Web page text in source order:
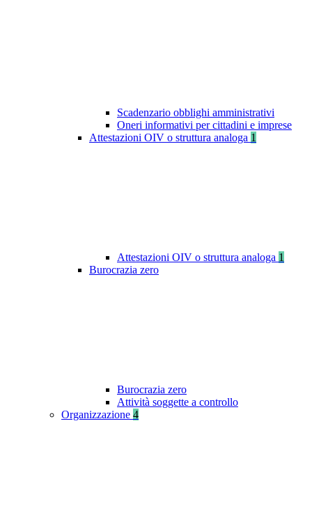
Scadenzario obblighi amministrativi
Oneri informativi per cittadini e imprese
Attestazioni OIV o struttura analoga 1
Attestazioni OIV o struttura analoga 1
Burocrazia zero
Burocrazia zero
Attività soggette a controllo
Organizzazione 4